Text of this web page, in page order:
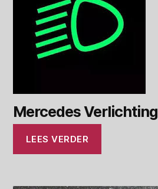
Mercedes Verlichting
LEES VERDER